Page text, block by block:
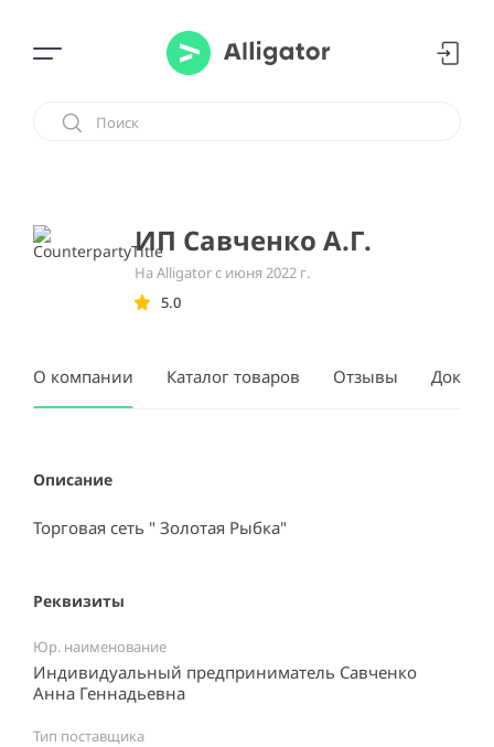
ИП Савченко А.Г.
На Alligator с июня 2022 г.
5.0
О компании Каталог товаров Отзывы
Описание
Торговая сеть " Золотая Рыбка"
Реквизиты
Юр. наименование
Индивидуальный предприниматель Савченко
Анна Геннадьевна
Тип поставщика